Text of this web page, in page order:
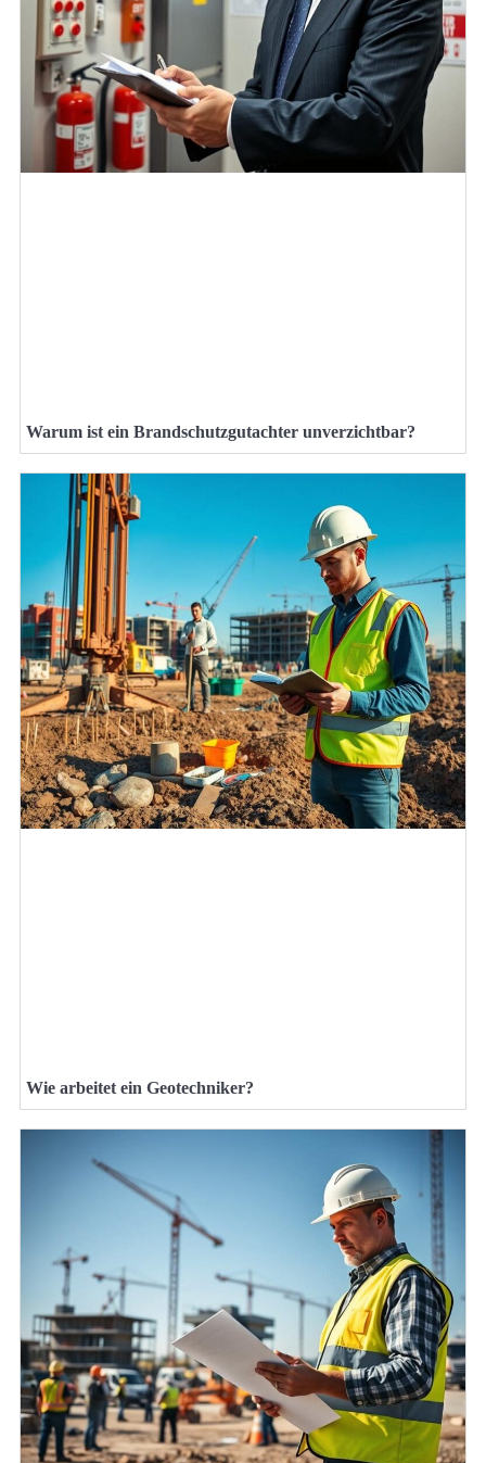
Warum ist ein Brandschutzgutachter unverzichtbar?
Wie arbeitet ein Geotechniker?